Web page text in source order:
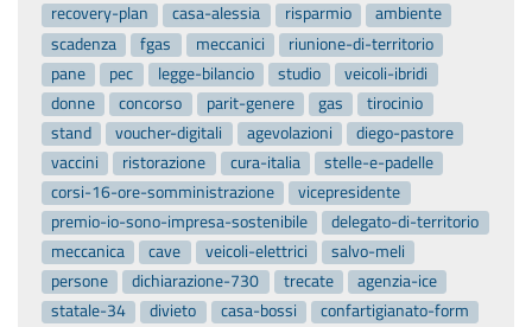
recovery-plan
casa-alessia risparmio
ambiente
scadenza
fgas meccanici
riunione-di-territorio
pane
pec legge-bilancio studio
veicoli-ibridi
donne
concorso parit-genere gas
tirocinio
stand
voucher-digitali agevolazioni
diego-pastore
vaccini
ristorazione cura-italia
stelle-e-padelle
corsi-16-ore-somministrazione
vicepresidente
premio-io-sono-impresa-sostenibile
delegato-di-territorio
meccanica
cave veicoli-elettrici
salvo-meli
persone
dichiarazione-730 trecate
agenzia-ice
statale-34
divieto casa-bossi
confartigianato-form